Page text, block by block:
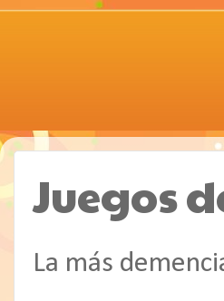
Juegos
La más